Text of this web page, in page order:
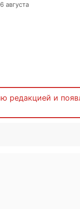
6 августа
редакцией и